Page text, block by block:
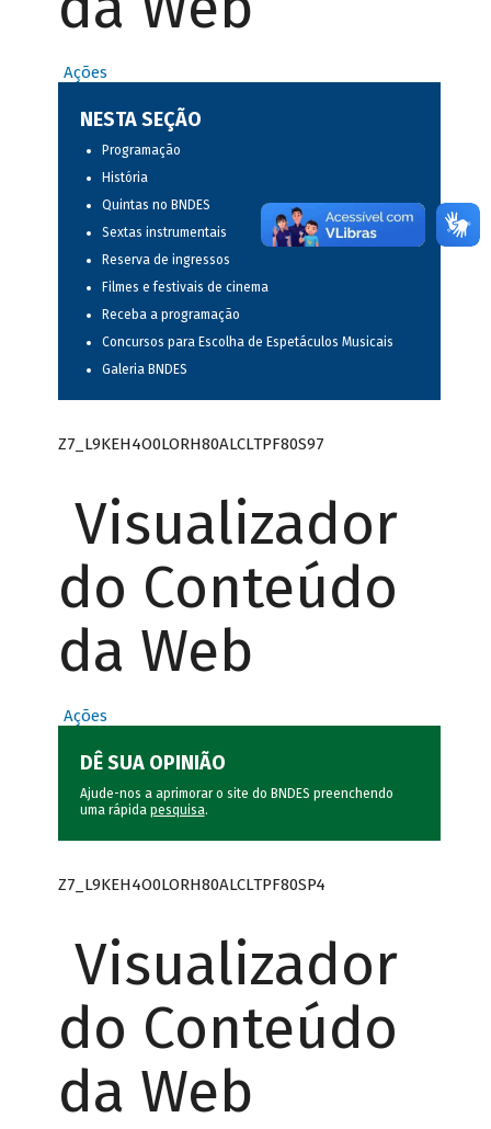
Ações
NESTA SEÇÃO
Programação
História
Quintas no BNDES
Sextas instrumentais
Reserva de ingressos
Filmes e festivais de cinema
Receba a programação
Concursos para Escolha de Espetáculos Musicais
Galeria BNDES
Z7_L9KEH4O0LORH80ALCLTPF80S97
Visualizador
do Conteúdo
da Web
Ações
DÊ SUA OPINIÃO
Ajude-nos a aprimorar o site do BNDES preenchendo
uma rápida pesquisa.
Z7_L9KEH4O0LORH80ALCLTPF80SP4
Visualizador
do Conteúdo
da Web